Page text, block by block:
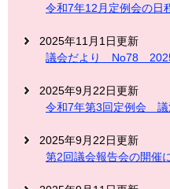
令和7年12月定例会の日
2025年11月1日更新
議会だより No78
2025年9月22日更新
令和7年第3回定例会 議
2025年9月22日更新
第2回議会報告会の開催